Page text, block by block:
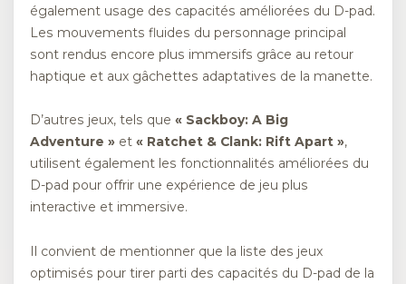
également usage des capacités améliorées du D-pad.
Les mouvements fluides du personnage principal
sont rendus encore plus immersifs grâce au retour
haptique et aux gâchettes adaptatives de la manette.
D’autres jeux, tels que « Sackboy: A Big
Adventure » et « Ratchet & Clank: Rift Apart »,
utilisent également les fonctionnalités améliorées du
D-pad pour offrir une expérience de jeu plus
interactive et immersive.
Il convient de mentionner que la liste des jeux
optimisés pour tirer parti des capacités du D-pad de la